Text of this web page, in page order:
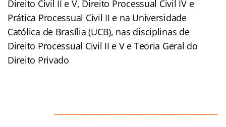
Direito Civil II e V, Direito Processual Civil IV e
Prática Processual Civil II e na Universidade
Católica de Brasília (UCB), nas disciplinas de
Direito Processual Civil II e V e Teoria Geral do
Direito Privado